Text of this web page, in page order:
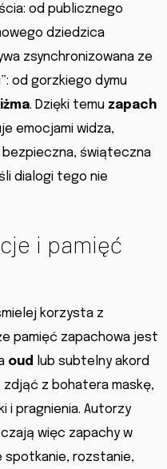
od publicznego
dziedzica
zsynchronizowana ze
od gorzkiego dymu
. Dzięki temu zapach
emocjami widza,
świąteczna
dialogi tego nie
i pamięć
korzysta z
pamięć zapachowa jest
oud
lub subtelny akord
z bohatera maskę,
i pragnienia. Autorzy
więc zapachy w
spotkanie, rozstanie,